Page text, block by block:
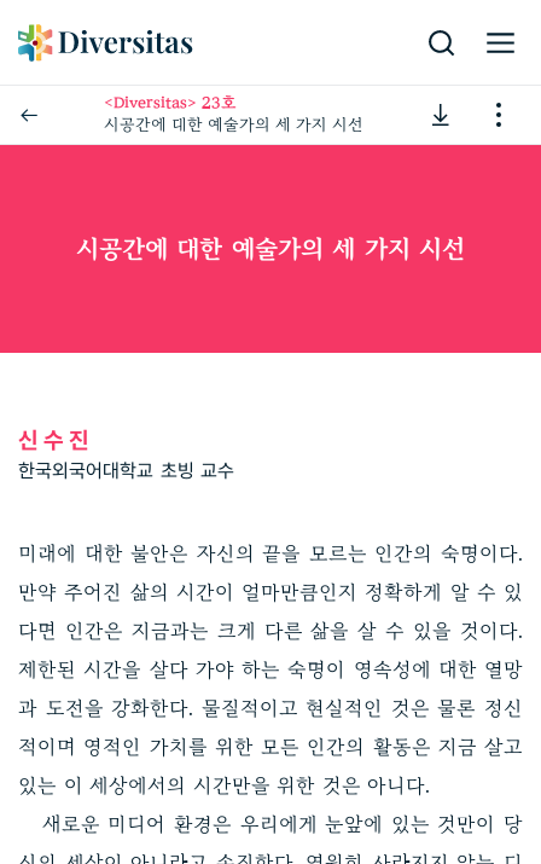
<Diversitas> 23호
시공간에 대한 예술가의 세 가지 시선
시공간에 대한 예술가의 세 가지 시선
신수진
한국외국어대학교 초빙 교수
미래에 대한 불안은 자신의 끝을 모르는 인간의 숙명이다.
만약 주어진 삶의 시간이 얼마만큼인지 정확하게 알 수 있
다면 인간은 지금과는 크게 다른 삶을 살 수 있을 것이다.
제한된 시간을 살다 가야 하는 숙명이 영속성에 대한 열망
과 도전을 강화한다. 물질적이고 현실적인 것은 물론 정신
적이며 영적인 가치를 위한 모든 인간의 활동은 지금 살고
있는 이 세상에서의 시간만을 위한 것은 아니다.
새로운 미디어 환경은 우리에게 눈앞에 있는 것만이 당